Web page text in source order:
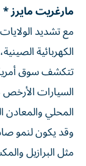
مارغريت مايرز *
مع تشديد
الكهربائية
تتكشف سوق أمريكا
السيارات الأرخص
المحلي والمعادن
وقد يكون لنمو
مثل البرازيل